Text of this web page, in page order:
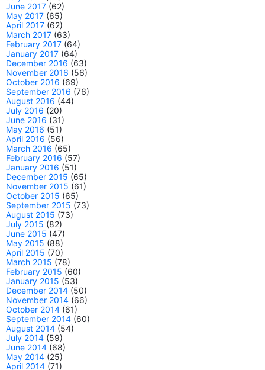
June 2017 (62)
May 2017 (65)
April 2017 (62)
March 2017 (63)
February 2017 (64)
January 2017 (64)
December 2016 (63)
November 2016 (56)
October 2016 (69)
September 2016 (76)
August 2016 (44)
July 2016 (20)
June 2016 (31)
May 2016 (51)
April 2016 (56)
March 2016 (65)
February 2016 (57)
January 2016 (51)
December 2015 (65)
November 2015 (61)
October 2015 (65)
September 2015 (73)
August 2015 (73)
July 2015 (82)
June 2015 (47)
May 2015 (88)
April 2015 (70)
March 2015 (78)
February 2015 (60)
January 2015 (53)
December 2014 (50)
November 2014 (66)
October 2014 (61)
September 2014 (60)
August 2014 (54)
July 2014 (59)
June 2014 (68)
May 2014 (25)
April 2014 (71)